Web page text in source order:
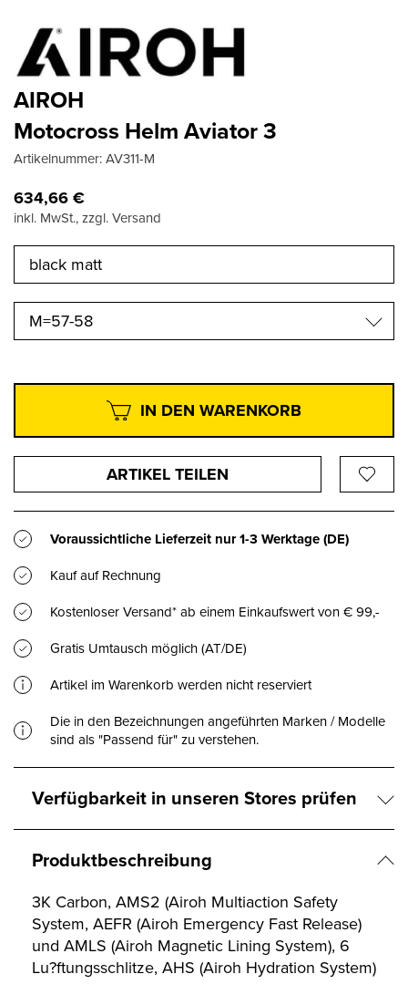
AIROH
Motocross Helm Aviator 3
Artikelnummer:AV311-M
634,66€
inkl. MwSt., zzgl. Versand
M=57-58
IN DEN WARENKORB
ARTIKEL TEILEN
Voraussichtliche Lieferzeit nur1-3 Werktage(DE)
Kauf auf Rechnung
Kostenloser Versand* ab einem Einkaufswert von € 99,-
Gratis Umtausch möglich (AT/DE)
Artikel im Warenkorb werden nicht reserviert
Die in den Bezeichnungen angeführten Marken / Modelle
sind als "Passend für" zu verstehen.
Verfügbarkeit in unseren Stores prüfen
Produktbeschreibung
3K Carbon, AMS2 (Airoh Multiaction Safety
System, AEFR (Airoh Emergency Fast Release)
und AMLS (Airoh Magnetic Lining System), 6
Lu?ftungsschlitze, AHS (Airoh Hydration System)